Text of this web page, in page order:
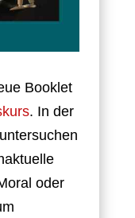
Booklet
. In der
oder